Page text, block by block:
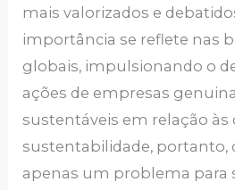
mais valorizados e
importância se reflete nas
globais, impulsionando o
ações de empresas
sustentáveis em relação às
sustentabilidade, portanto,
apenas um problema para